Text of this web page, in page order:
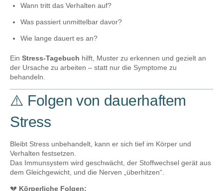
Wann tritt das Verhalten auf?
Was passiert unmittelbar davor?
Wie lange dauert es an?
Ein Stress-Tagebuch hilft, Muster zu erkennen und gezielt an
der Ursache zu arbeiten – statt nur die Symptome zu
behandeln.
⚠️ Folgen von dauerhaftem
Stress
Bleibt Stress unbehandelt, kann er sich tief im Körper und
Verhalten festsetzen.
Das Immunsystem wird geschwächt, der Stoffwechsel gerät aus
dem Gleichgewicht, und die Nerven „überhitzen“.
💔 Körperliche Folgen: